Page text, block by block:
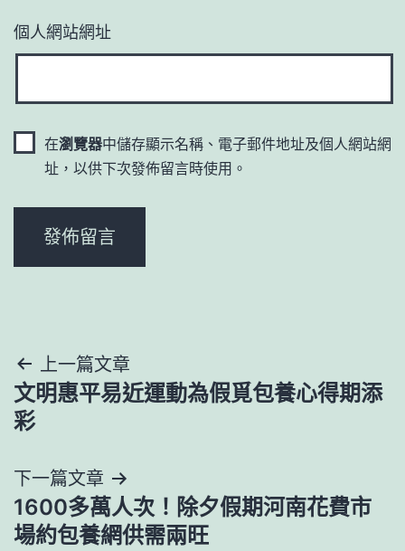
個人網站網址
在瀏覽器中儲存顯示名稱、電子郵件地址及個人網站網
址，以供下次發佈留言時使用。
文
章
覽
上一篇文章
文明惠平易近運動為假覓包養心得期添
彩
下一篇文章
1600多萬人次！除夕假期河南花費市
場約包養網供需兩旺